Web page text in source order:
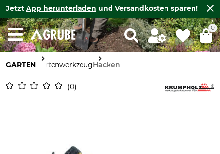
Jetzt App herunterladen und Versandkosten sparen!
0
GARTEN GartenwerkzeugHacken
0